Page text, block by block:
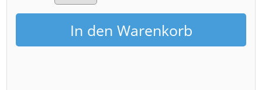
Blaues
Wunder
Wetterwechsel
Menge
In den Warenkorb